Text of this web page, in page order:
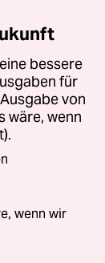
bessere
für
von
wäre, wenn
wenn wir